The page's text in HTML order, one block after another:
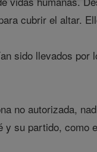
cubrir el altar.
sido llevados
no autorizada,
su partido, como